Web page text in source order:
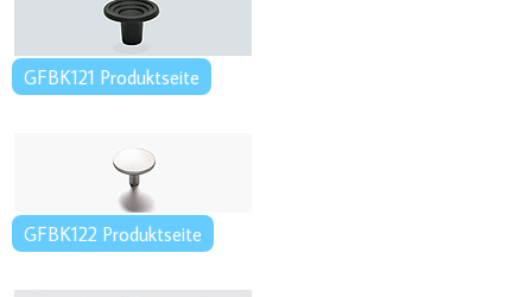
GFBK121 Produktseite
GFBK122 Produktseite